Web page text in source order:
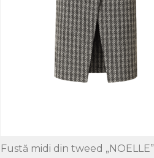
XS S M L
Fustă midi din tweed „NOELLE”